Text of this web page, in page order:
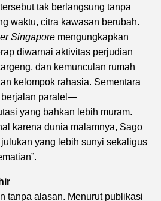
tak berlangsung tanpa
waktu, citra kawasan berubah.
Singapore mengungkapkan
diwarnai aktivitas perjudian
dan kemunculan rumah
kelompok rahasia. Sementara
paralel—
yang bahkan lebih muram.
karena dunia malamnya, Sago
yang lebih sunyi sekaligus
tanpa alasan. Menurut publikasi